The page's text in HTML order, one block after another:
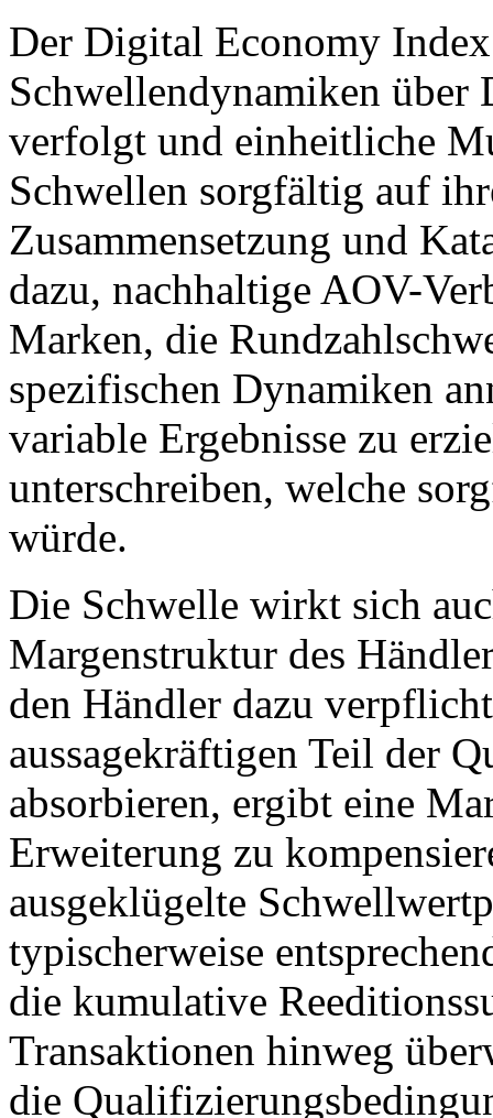
Der Digital Economy
Schwellendynamiken über
verfolgt und einheitliche
Schwellen sorgfältig auf
Zusammensetzung und
dazu, nachhaltige AOV-
Marken, die
spezifischen Dynamiken
variable Ergebnisse zu
unterschreiben, welche
würde.
Die Schwelle wirkt sich
Margenstruktur des
den Händler dazu
aussagekräftigen Teil der
absorbieren, ergibt eine
Erweiterung zu
ausgeklügelte
typischerweise
die kumulative
Transaktionen hinweg
die